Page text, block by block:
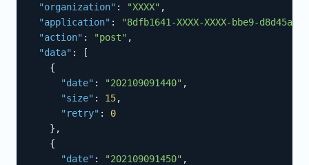
"organization" : "XXXX" ,
"application" :
"8dfb1641-XXXX-XXXX-bbe9-
"action" : "post" ,
"data" :
[
{
"date" : "202109091440" ,
"size" : 15,
"retry" :
0
} ,
{
"date" : "202109091450" ,